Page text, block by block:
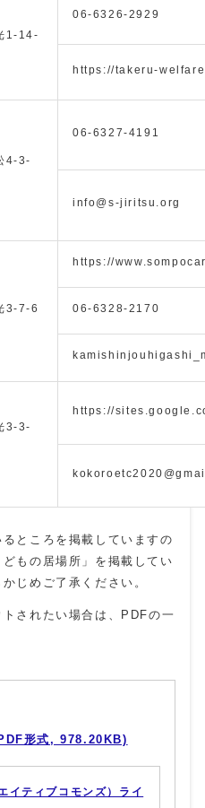
1-14-
06-6326-2929
https://takeru-
4-3-
06-6327-4191
info@s-jiritsu.org
3-7-6
https://
06-6328-2170
3-3-
https://
ところを掲載していますの
もの居場所」を掲載してい
じめご了承ください。
されたい場合は、PDFの一
形式, 978.20KB)
イティブコモンズ）ライ